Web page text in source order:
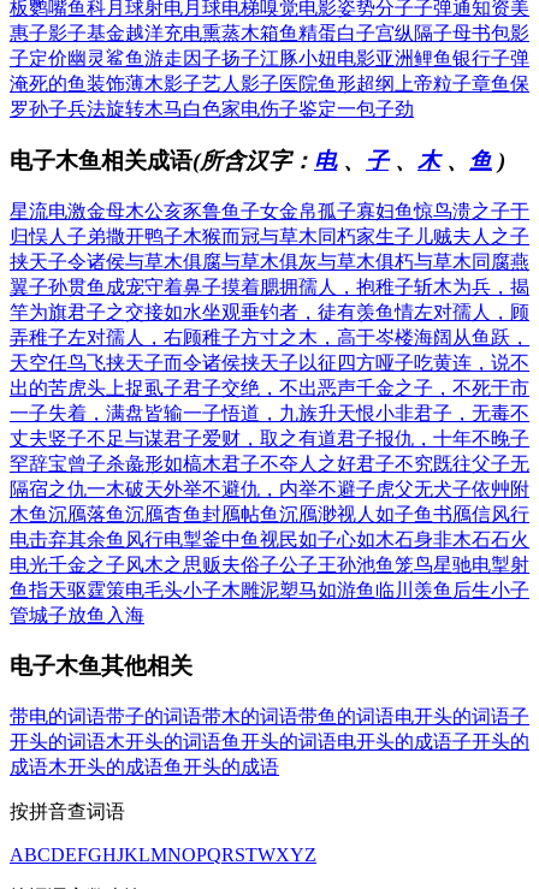
板鹦嘴鱼科月球射电月球电梯嗅觉电影姿势分子子弹通知资美
惠子影子基金越洋充电熏蒸木箱鱼精蛋白子宫纵隔子母书包影
子定价幽灵鲨鱼游走因子扬子江豚小妞电影亚洲鲤鱼银行子弹
淹死的鱼装饰薄木影子艺人 影子医院鱼形超纲 上帝粒子章鱼保
罗孙子兵法旋转木马白色家电伤子鉴定一包子劲
电子木鱼相关成语(所含汉字： 电、 子、 木、 鱼 )
星流电激金母木公亥豕鲁鱼子女金帛孤子寡妇鱼惊鸟溃之子于
归悮人子弟撒开鸭子木猴而冠与草木同朽家生子儿贼夫人之子
挟天子令诸侯与草木俱腐与草木俱灰与草木俱朽与草木同腐燕
翼子孙贯鱼成宠守着鼻子摸着腮拥孺人，抱稚子斩木为兵，揭
竿为旗君子之交接如水坐观垂钓者，徒有羡鱼情左对孺人，顾
弄稚子左对孺人，右顾稚子方寸之木，高于岑楼海阔从鱼跃，
天空任鸟飞挟天子而令诸侯挟天子以征四方哑子吃黄连，说不
出的苦虎头上捉虱子君子交绝，不出恶声千金之子，不死于市
一子失着，满盘皆输一子悟道，九族升天恨小非君子，无毒不
丈夫竖子不足与谋君子爱财，取之有道君子报仇，十年不晚子
罕辞宝曾子杀彘形如槁木君子不夺人之好君子不究既往父子无
隔宿之仇一木破天外举不避仇，内举不避子虎父无犬子依艸附
木鱼沉鴈落鱼沉鴈杳鱼封鴈帖鱼沉鴈渺视人如子鱼书鴈信风行
电击弃其余鱼 风行电掣釜中鱼视民如子心如木石身非木石石火
电光千金之子风木之思贩夫俗子公子王孙池鱼笼鸟星驰电掣射
鱼指天驱霆策电毛头小子木雕泥塑马如游鱼 临川羡鱼 后生小子
管城子放鱼入海
电子木鱼其他相关
带电的词语带子的词语带木的词语带鱼的词语电开头的词语子
开头的词语木开头的词语鱼开头的词语电开头的成语子开头的
成语木开头的成语鱼开头的成语
按拼音查词语
ABCDEFGHJKLMNOPQRSTWXYZ